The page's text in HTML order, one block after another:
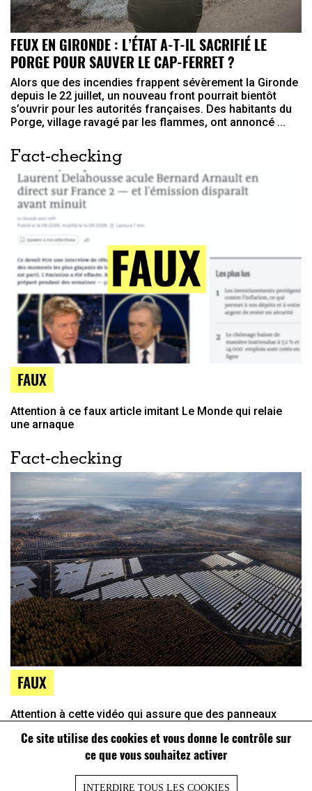
Ce site utilise des cookies et vous donne le contrôle sur
ce que vous souhaitez activer
INTERDIRE TOUS LES COOKIES
FEUX EN GIRONDE : L’ÉTAT A-T-IL SACRIFIÉ LE
PORGE POUR SAUVER LE CAP-FERRET ?
Alors que des incendies frappent sévèrement la Gironde
depuis le 22 juillet, un nouveau front pourrait bientôt
s’ouvrir pour les autorités françaises. Des habitants du
Porge, village ravagé par les flammes, ont annoncé ...
Fact-checking
FAUX
Attention à ce faux article imitant Le Monde qui relaie
une arnaque
Fact-checking
FAUX
Attention à cette vidéo qui assure que des panneaux
2022 en Gironde